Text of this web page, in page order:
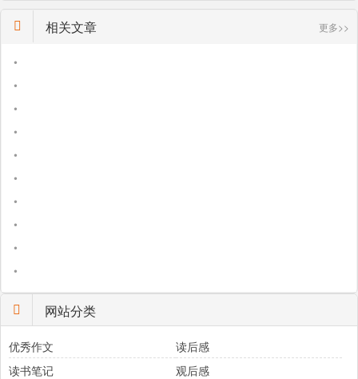
相关文章 更多>>
•
•
•
•
•
•
•
•
•
•
网站分类
优秀作文
读后感
读书笔记
观后感